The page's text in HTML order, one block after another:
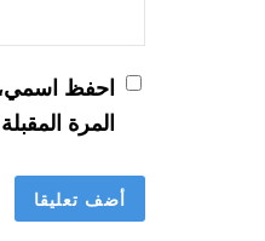
احفظ اسمي،
المرة